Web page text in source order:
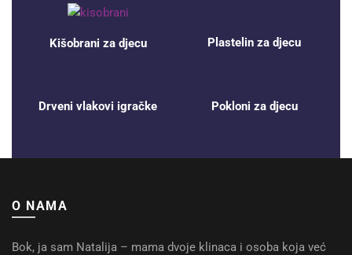
Kišobrani za djecu Plastelin za djecu
Drveni vlakovi igračke Pokloni za djecu
O NAMA
Bok, ja sam Natalija – mama dvoje klinaca i osoba koja već